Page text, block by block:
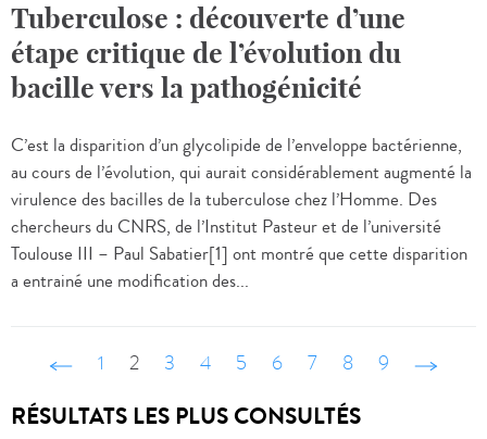
Tuberculose : découverte d’une
étape critique de l’évolution du
bacille vers la pathogénicité
C’est la disparition d’un glycolipide de l’enveloppe bactérienne,
au cours de l’évolution, qui aurait considérablement augmenté la
virulence des bacilles de la tuberculose chez l’Homme. Des
chercheurs du CNRS, de l’Institut Pasteur et de l’université
Toulouse III – Paul Sabatier[1] ont montré que cette disparition
a entrainé une modification des...
‹ précédent
1 2 3 4 5 6 7 8 9 suivant ›
RÉSULTATS LES PLUS CONSULTÉS